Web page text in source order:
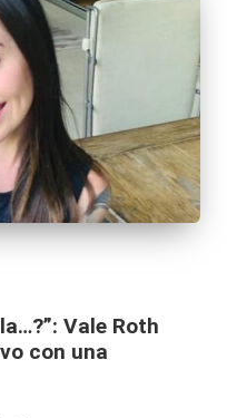
Vale Roth
con una